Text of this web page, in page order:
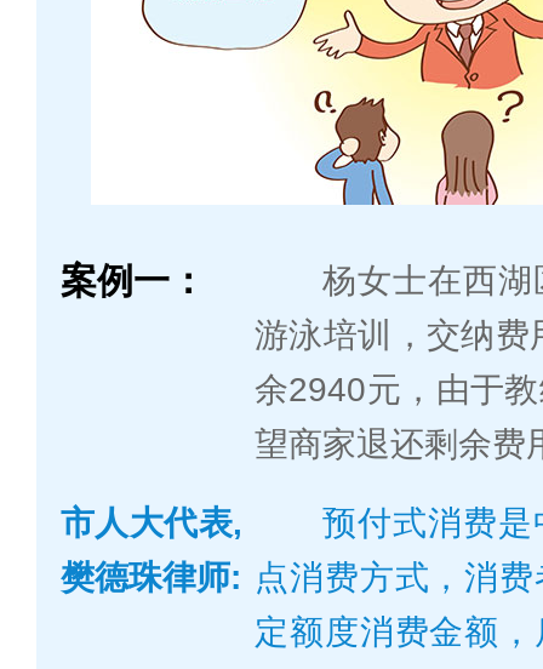
案例一：
杨女士在西
游泳培训，交纳
余2940元，由于
望商家退还剩余费
市人大代表,
樊德珠律师:
预付式消费
点消费方式，消
定额度消费金额